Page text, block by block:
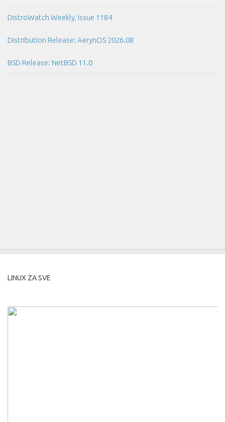
DistroWatch Weekly, Issue 1184
Distribution Release: AerynOS 2026.08
BSD Release: NetBSD 11.0
LINUX ZA SVE